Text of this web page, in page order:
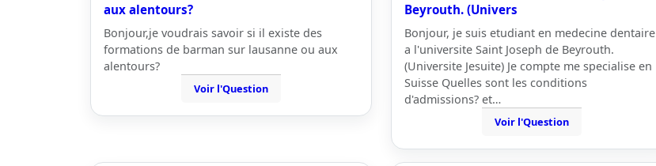
aux alentours?
Bonjour,je voudrais savoir si il existe des
formations de barman sur lausanne ou aux
alentours?
Voir l'Question
Beyrouth. (Univers
Bonjour, je suis etudiant en medecine dentaire
a l'universite Saint Joseph de Beyrouth.
(Universite Jesuite) Je compte me specialise en
Suisse Quelles sont les conditions
d'admissions? et…
Voir l'Question